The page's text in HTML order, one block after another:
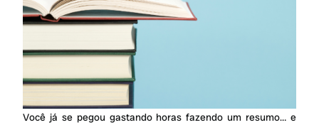
Você já se pegou gastando horas fazendo um resumo… e